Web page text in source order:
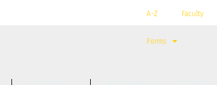
A-Z Faculty
Forms